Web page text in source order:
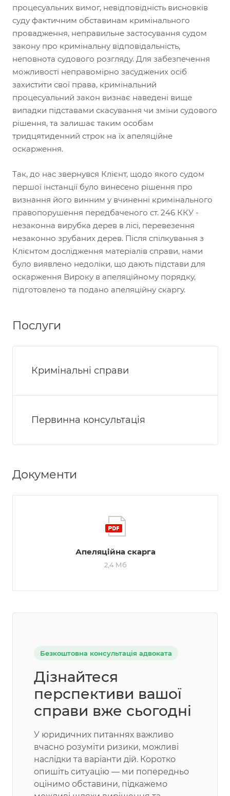
процесуальних вимог, невідповідність висновків
суду фактичним обставинам кримінального
провадження, неправильне застосування судом
закону про кримінальну відповідальність,
неповнота судового розгляду. Для забезпечення
можливості неправомірно засуджених осіб
захистити свої права, кримінальний
процесуальний закон визнає наведені вище
випадки підставами скасування чи зміни судового
рішення, та залишає таким особам
тридцятиденний строк на їх апеляційне
оскарження.
Так, до нас звернувся Клієнт, щодо якого судом
першої інстанції було винесено рішення про
визнання його винним у вчиненні кримінального
правопорушення передбаченого ст. 246 ККУ -
незаконна вирубка дерев в лісі, перевезення
незаконно зрубаних дерев. Після спілкування з
Клієнтом дослідження матеріалів справи, нами
було виявлено недоліки, що дають підстави для
оскарження Вироку в апеляційному порядку,
підготовлено та подано апеляційну скаргу.
Послуги
Кримінальні справи
Первинна консультація
Документи
Апеляційна скарга
2,4 Мб
Безкоштовна консультація адвоката
Дізнайтеся
перспективи вашої
справи вже сьогодні
У юридичних питаннях важливо
вчасно розуміти ризики, можливі
наслідки та варіанти дій. Коротко
опишіть ситуацію — ми попередньо
оцінимо обставини, підкажемо